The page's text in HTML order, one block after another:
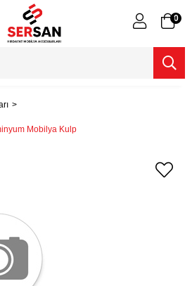
0
Mobilya Kulp